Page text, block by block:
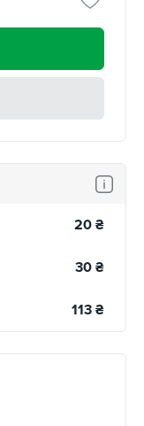
20 ₴
30 ₴
113 ₴